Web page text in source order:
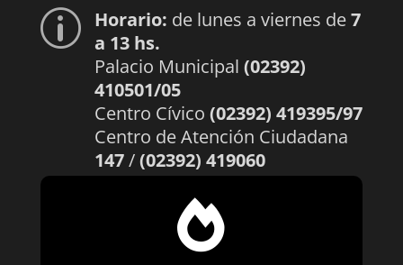
p Horario: de lunes a viernes de7
a 13 hs.
Palacio Municipal (02392)
410501/05
Centro Cívico (02392) 419395/97
Centro de Atención Ciudadana
147/(02392) 419060
